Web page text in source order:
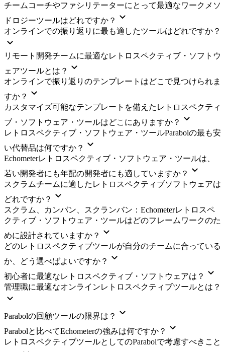
チームコーチやファシリテーターにとって最適なワークメソ
ドロジーツールはどれですか？
オンラインでの振り返りに最も適したツールはどれですか？
リモート開発チームに最適なレトロスペクティブ・ソフトウ
ェアツールとは？
オンラインで振り返りのテンプレートはどこで見つけられま
すか？
カスタマイズ可能なテンプレートを備えたレトロスペクティ
ブ・ソフトウェア・ツールはどこにありますか？
レトロスペクティブ・ソフトウェア・ツールParabolの最も安
い代替品は何ですか？
Echometerレトロスペクティブ・ソフトウェア・ツールは、
若い開発者にも年配の開発者にも適していますか？
スクラムチームに適したレトロスペクティブソフトウェアは
どれですか？
スクラム、カンバン、スクランバン：Echometerレトロスペ
クティブ・ソフトウェア・ツールはどのフレームワークのた
めに設計されていますか？
どのレトロスペクティブツールが自分のチームに合っている
か、どう選べばよいですか？
初心者に最適なレトロスペクティブ・ソフトウェアは？
管理職に最適なオンラインレトロスペクティブツールとは？
Parabolの回顧ツールの限界は？
Parabolと比べてEchometerの強みは何ですか？
レトロスペクティブツールとしてのParabolで考慮すべきこと